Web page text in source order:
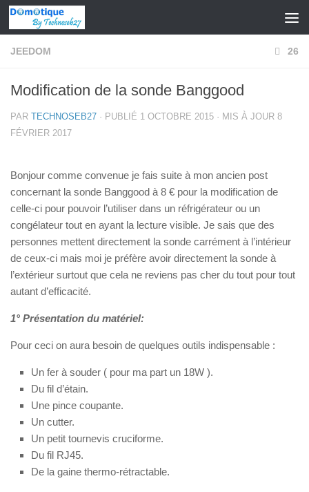
Skip to content
JEEDOM 26
Modification de la sonde Banggood
PAR TECHNOSEB27 · PUBLIÉ 1 OCTOBRE 2015 · MIS À JOUR 8
FÉVRIER 2017
Bonjour comme convenue je fais suite à mon ancien post
concernant la sonde Banggood à 8 € pour la modification de
celle-ci pour pouvoir l’utiliser dans un réfrigérateur ou un
congélateur tout en ayant la lecture visible. Je sais que des
personnes mettent directement la sonde carrément à l’intérieur
de ceux-ci mais moi je préfère avoir directement la sonde à
l’extérieur surtout que cela ne reviens pas cher du tout pour tout
autant d’efficacité.
1° Présentation du matériel:
Pour ceci on aura besoin de quelques outils indispensable :
Un fer à souder ( pour ma part un 18W ).
Du fil d’étain.
Une pince coupante.
Un cutter.
Un petit tournevis cruciforme.
Du fil RJ45.
De la gaine thermo-rétractable.